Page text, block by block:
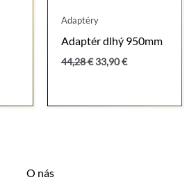
Adaptéry
Adaptér dlhý 950mm
44,28€ Pôvodná
33,90€Aktuálna
O nás